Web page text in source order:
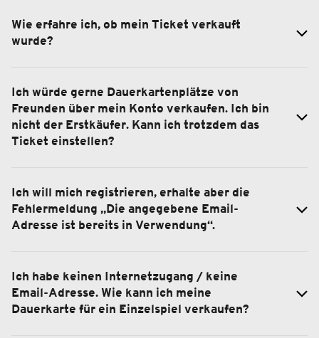
Wie erfahre ich, ob mein Ticket verkauft
wurde?
Ich würde gerne Dauerkartenplätze von
Freunden über mein Konto verkaufen. Ich bin
nicht der Erstkäufer. Kann ich trotzdem das
Ticket einstellen?
Ich will mich registrieren, erhalte aber die
Fehlermeldung „Die angegebene Email-
Adresse ist bereits in Verwendung“.
Ich habe keinen Internetzugang / keine
Email-Adresse. Wie kann ich meine
Dauerkarte für ein Einzelspiel verkaufen?